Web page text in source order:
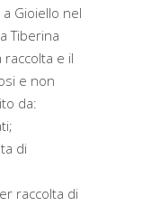
Gioiello nel
Tiberina
raccolta e il
e non
da:
di
raccolta di